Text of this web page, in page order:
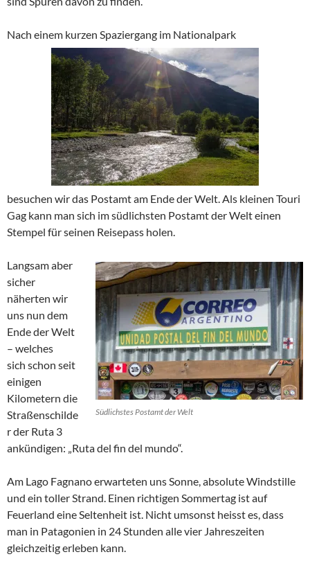
Nach einem kurzen Spaziergang im Nationalpark
besuchen wir das Postamt am Ende der Welt. Als kleinen Touri
Gag kann man sich im südlichsten Postamt der Welt einen
Stempel für seinen Reisepass holen.
Südlichstes Postamt der Welt
Langsam aber
sicher
näherten wir
uns nun dem
Ende der Welt
– welches
sich schon seit
einigen
Kilometern die
Straßenschilde
r der Ruta 3
ankündigen: „Ruta del fin del mundo“.
Am Lago Fagnano erwarteten uns Sonne, absolute Windstille
und ein toller Strand. Einen richtigen Sommertag ist auf
Feuerland eine Seltenheit ist. Nicht umsonst heisst es, dass
man in Patagonien in 24 Stunden alle vier Jahreszeiten
gleichzeitig erleben kann.